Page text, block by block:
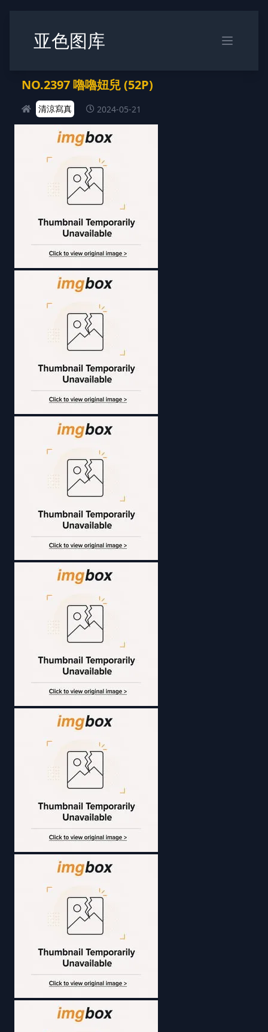
亚色图库
NO.2397 嚕嚕妞兒 (52P)
清涼寫真 2024-05-21